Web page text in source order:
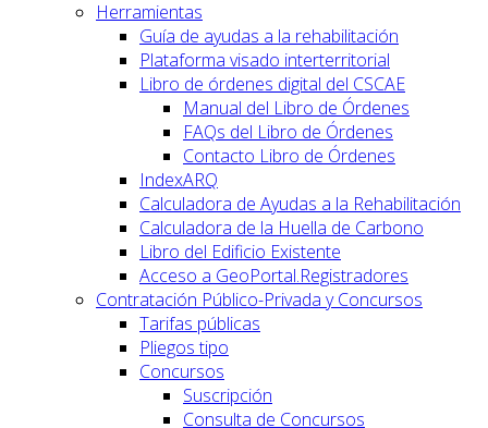
Herramientas
Guía de ayudas a la rehabilitación
Plataforma visado interterritorial
Libro de órdenes digital del CSCAE
Manual del Libro de Órdenes
FAQs del Libro de Órdenes
Contacto Libro de Órdenes
IndexARQ
Calculadora de Ayudas a la Rehabilitación
Calculadora de la Huella de Carbono
Libro del Edificio Existente
Acceso a GeoPortal.Registradores
Contratación Público-Privada y Concursos
Tarifas públicas
Pliegos tipo
Concursos
Suscripción
Consulta de Concursos